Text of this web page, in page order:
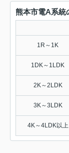
熊本市電A系統
1R～1K
1DK～1LDK
2K～2LDK
3K～3LDK
4K～4LDK以上